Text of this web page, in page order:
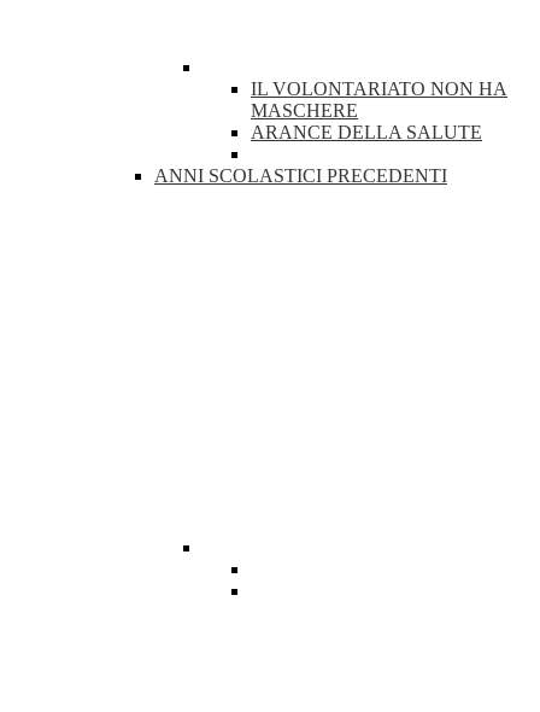
IL VOLONTARIATO NON HA
MASCHERE
ARANCE DELLA SALUTE
ANNI SCOLASTICI PRECEDENTI